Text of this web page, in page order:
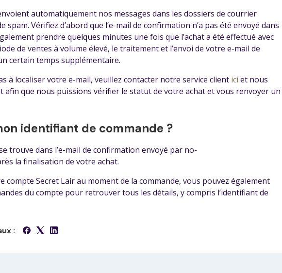
automatiquement nos messages dans les dossiers de courrier
Vérifiez d’abord que l’e-mail de confirmation n’a pas été envoyé dans
prendre quelques minutes une fois que l’achat a été effectué avec
de ventes à volume élevé, le traitement et l’envoi de votre e-mail de
certain temps supplémentaire.
à localiser votre e-mail, veuillez contacter notre service client ici et nous
afin que nous puissions vérifier le statut de votre achat et vous renvoyer un
identifiant de commande ?
trouve dans l’e-mail de confirmation envoyé par no-
la finalisation de votre achat.
compte Secret Lair au moment de la commande, vous pouvez également
du compte pour retrouver tous les détails, y compris l’identifiant de
: